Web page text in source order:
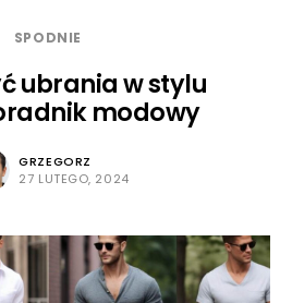
SPODNIE
ubrania w stylu
modowy
GRZEGORZ
27 LUTEGO, 2024